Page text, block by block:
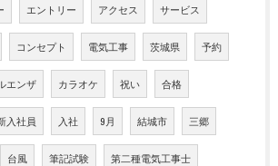
エントリー アクセス サービス
コンセプト 電気工事 茨城県 予約
エンザ カラオケ 祝い 合格
入社員 入社 9月 結城市 三郷
台風 筆記試験 第二種電気工事士